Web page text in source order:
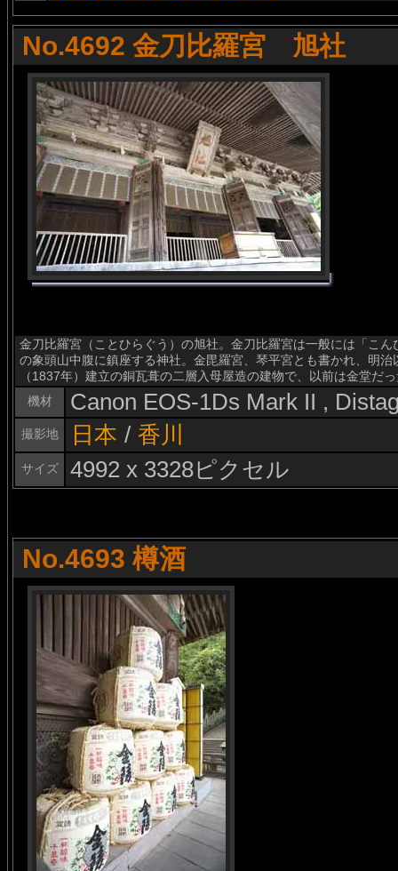
No.4692 金刀比羅宮 旭社
金刀比羅宮（ことひらぐう）の旭社。金刀比羅宮は一般には「こ
の象頭山中腹に鎮座する神社。金毘羅宮、琴平宮とも書かれ、明
（1837年）建立の銅瓦葺の二層入母屋造の建物で、以前は金堂だ
機材
Canon EOS-1Ds Mark II ,
撮影地 日本 / 香川
サイズ 4992 x 3328ピクセル
No.4693 樽酒